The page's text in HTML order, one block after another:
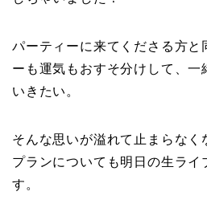
パーティーに来てくださる方と
ーも運気もおすそ分けして、一
いきたい。
そんな思いが溢れて止まらなく
プランについても明日の生ライ
す。